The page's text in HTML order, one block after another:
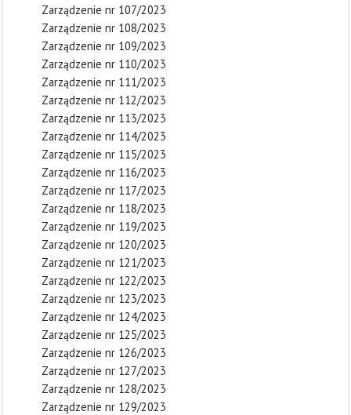
Zarządzenie nr 107/2023
Zarządzenie nr 108/2023
Zarządzenie nr 109/2023
Zarządzenie nr 110/2023
Zarządzenie nr 111/2023
Zarządzenie nr 112/2023
Zarządzenie nr 113/2023
Zarządzenie nr 114/2023
Zarządzenie nr 115/2023
Zarządzenie nr 116/2023
Zarządzenie nr 117/2023
Zarządzenie nr 118/2023
Zarządzenie nr 119/2023
Zarządzenie nr 120/2023
Zarządzenie nr 121/2023
Zarządzenie nr 122/2023
Zarządzenie nr 123/2023
Zarządzenie nr 124/2023
Zarządzenie nr 125/2023
Zarządzenie nr 126/2023
Zarządzenie nr 127/2023
Zarządzenie nr 128/2023
Zarządzenie nr 129/2023